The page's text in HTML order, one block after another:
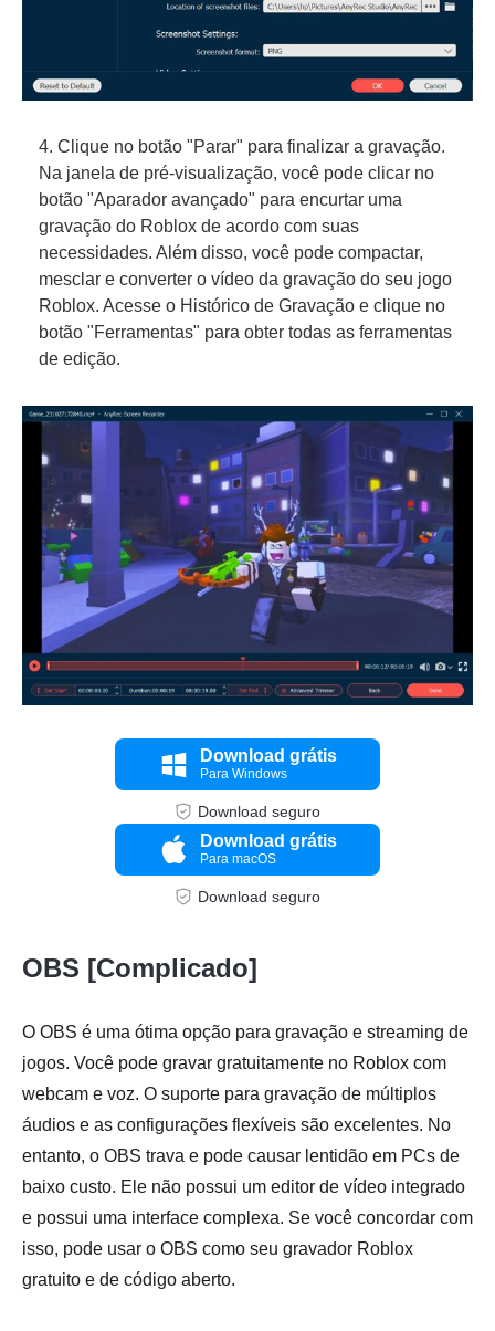
4. Clique no botão "Parar" para finalizar a gravação.
Na janela de pré-visualização, você pode clicar no
botão "Aparador avançado" para encurtar uma
gravação do Roblox de acordo com suas
necessidades. Além disso, você pode compactar,
mesclar e converter o vídeo da gravação do seu jogo
Roblox. Acesse o Histórico de Gravação e clique no
botão "Ferramentas" para obter todas as ferramentas
de edição.
Download grátis
Para Windows
Download seguro
Download grátis
Para macOS
Download seguro
OBS [Complicado]
O OBS é uma ótima opção para gravação e streaming de
jogos. Você pode gravar gratuitamente no Roblox com
webcam e voz. O suporte para gravação de múltiplos
áudios e as configurações flexíveis são excelentes. No
entanto, o OBS trava e pode causar lentidão em PCs de
baixo custo. Ele não possui um editor de vídeo integrado
e possui uma interface complexa. Se você concordar com
isso, pode usar o OBS como seu gravador Roblox
gratuito e de código aberto.